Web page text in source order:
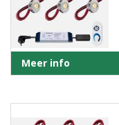
Meer info